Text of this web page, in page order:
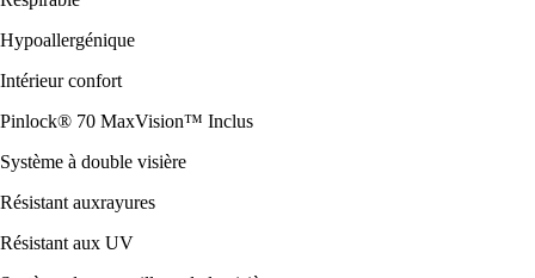
Hypoallergénique
Intérieur confort
Pinlock® 70 MaxVision™ Inclus
Système à double visière
Résistant auxrayures
Résistant aux UV